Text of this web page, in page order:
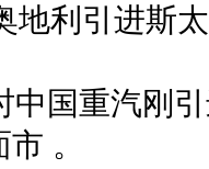
地利引进斯
国重汽刚
。